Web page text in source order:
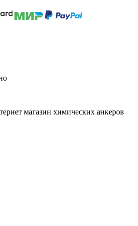
магазин химических анкеров